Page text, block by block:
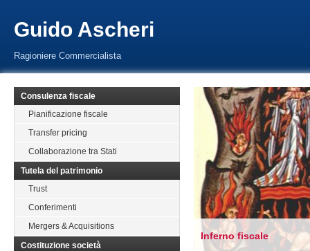
Guido Ascheri
Ragioniere Commercialista
Inferno fiscale
Consulenza fiscale
Pianificazione fiscale
Transfer pricing
Collaborazione tra Stati
Tutela del patrimonio
Trust
Conferimenti
Mergers & Acquisitions
Costituzione società